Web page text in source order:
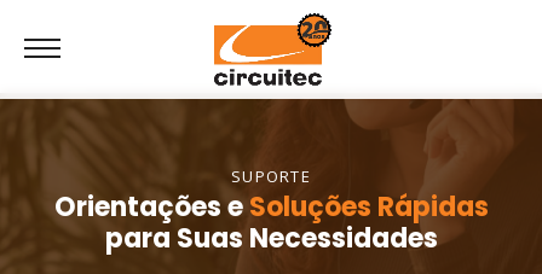
SUPORTE
Orientações eSoluções Rápidas
para Suas Necessidades